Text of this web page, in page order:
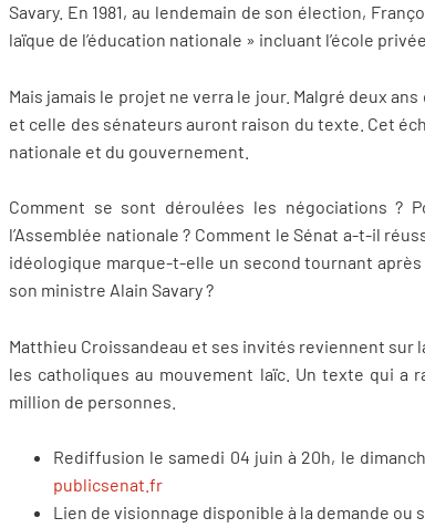
Savary. En 1981, au lendemain de son élection,
laïque de l’éducation nationale » incluant l’école privée.
Mais jamais le projet ne verra le jour. Malgré deux
et celle des sénateurs auront raison du texte. Cet
nationale et du gouvernement.
Comment se sont déroulées les négociations
l’Assemblée nationale ? Comment le Sénat a-t-il
idéologique marque-t-elle un second tournant
son ministre Alain Savary ?
Matthieu Croissandeau et ses invités reviennent sur
les catholiques au mouvement laïc. Un texte qui a
million de personnes.
Rediffusion le samedi 04 juin à 20h, le
publicsenat.fr
Lien de visionnage disponible à la demande ou